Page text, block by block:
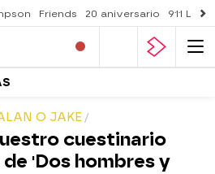
Friends 20 aniversario 911
O JAKE
cuestinario
'Dos hombres y